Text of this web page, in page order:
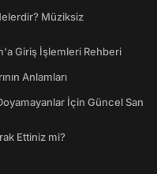
Müziksiz
Giriş İşlemleri Rehberi
Anlamları
İçin Güncel San
Ettiniz mi?